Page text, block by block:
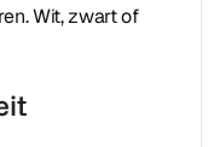
Wit, zwart of